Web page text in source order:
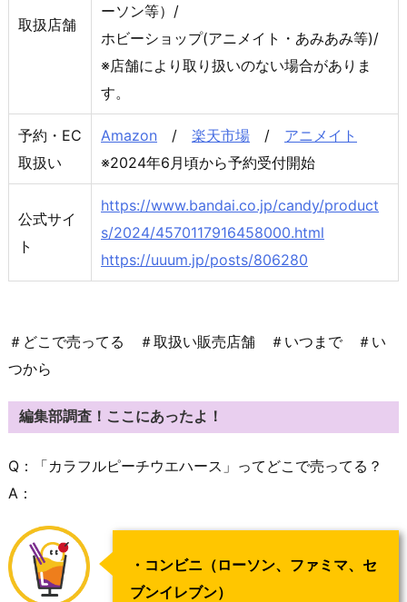
取扱店舗
ーソン等）/
ホビーショップ(アニメイト・あみあみ等)/
※店舗により取り扱いのない場合がありま
す。
予約・EC
取扱い
Amazon / 楽天市場 / アニメイト
※2024年6月頃から予約受付開始
公式サイ
ト
https://www.bandai.co.jp/candy/product
s/2024/4570117916458000.html
https://uuum.jp/posts/806280
＃どこで売ってる ＃取扱い販売店舗 ＃いつまで ＃い
つから
編集部調査！ここにあったよ！
Q：「カラフルピーチウエハース」ってどこで売ってる？
A：
・コンビニ（ローソン、ファミマ、セ
ブンイレブン）